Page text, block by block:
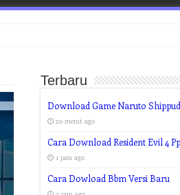
Terbaru
Download Game Naruto
20 menit ago
Cara Download Resident Evil 4
1 jam ago
Cara Dowload Bbm Versi Baru